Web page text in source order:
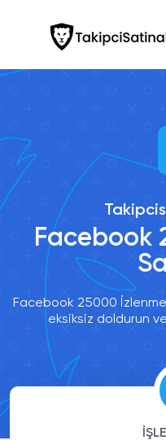
Facebook
Facebook 25000
eksiksiz doldurun